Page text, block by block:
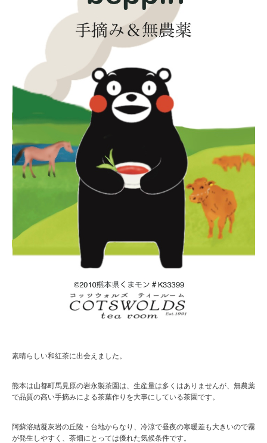
素晴らしい和紅茶に出会えました。
熊本は山都町馬見原の岩永製茶園は、生産量は多くはありませんが、無農薬
で品質の高い手摘みによる茶葉作りを大事にしている茶園です。
阿蘇溶結凝灰岩の丘陵・台地からなり、冷涼で昼夜の寒暖差も大きいので霧
が発生しやすく、茶畑にとっては優れた気候条件です。